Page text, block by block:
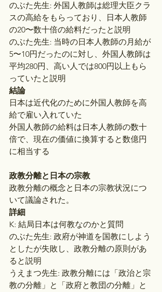
のぶた先生: 外国人教師は総理大臣クラ
スの高給をもらっており、日本人教師
の20〜数十倍の給料だったと説明
のぶた先生: 当時の日本人教師の月給が
5〜10円だったのに対し、外国人教師は
平均280円、高い人では800円以上もら
っていたと説明
結論
日本は近代化のために外国人教師を高
給で雇い入れていた
外国人教師の給料は日本人教師の数十
倍で、現在の価値に換算すると数億円
に相当する
政教分離と日本の宗教
政教分離の概念と日本の宗教状況につ
いて議論された。
詳細
K: 結局日本は何教なのかと質問
のぶた先生: 政府が神道を国教にしよう
としたが失敗し、政教分離の原則があ
ると説明
うえまつ先生: 政教分離には「政治と宗
教の分離」と「政府と教団の分離」と